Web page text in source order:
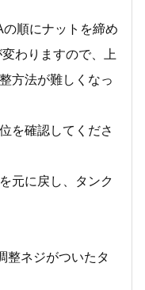
順にナットを締め
わりますので、上
方法が難しくなっ
を確認してくださ
元に戻し、タンク
整ネジがついたタ